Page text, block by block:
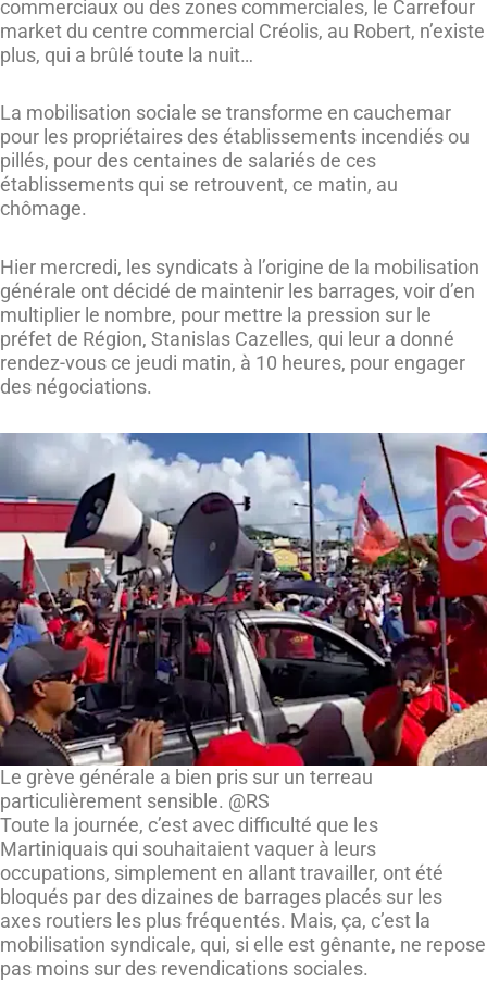
commerciaux ou des zones commerciales, le Carrefour
market du centre commercial Créolis, au Robert, n’existe
plus, qui a brûlé toute la nuit…
La mobilisation sociale se transforme en cauchemar
pour les propriétaires des établissements incendiés ou
pillés, pour des centaines de salariés de ces
établissements qui se retrouvent, ce matin, au
chômage.
Hier mercredi, les syndicats à l’origine de la mobilisation
générale ont décidé de maintenir les barrages, voir d’en
multiplier le nombre, pour mettre la pression sur le
préfet de Région, Stanislas Cazelles, qui leur a donné
rendez-vous ce jeudi matin, à 10 heures, pour engager
des négociations.
Le grève générale a bien pris sur un terreau
particulièrement sensible. @RS
Toute la journée, c’est avec difficulté que les
Martiniquais qui souhaitaient vaquer à leurs
occupations, simplement en allant travailler, ont été
bloqués par des dizaines de barrages placés sur les
axes routiers les plus fréquentés. Mais, ça, c’est la
mobilisation syndicale, qui, si elle est gênante, ne repose
pas moins sur des revendications sociales.